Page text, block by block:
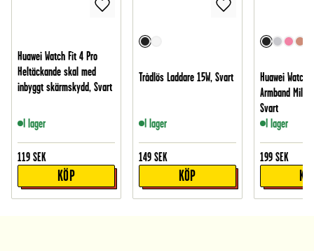
Huawei Watch Fit 4 Pro
Heltäckande skal med
inbyggt skärmskydd, Svart
I lager
119 SEK
KÖP
Trådlös Laddare 15W, Svart
I lager
149 SEK
KÖP
Huawei Watch
Armband
Svart
I lager
199 SEK